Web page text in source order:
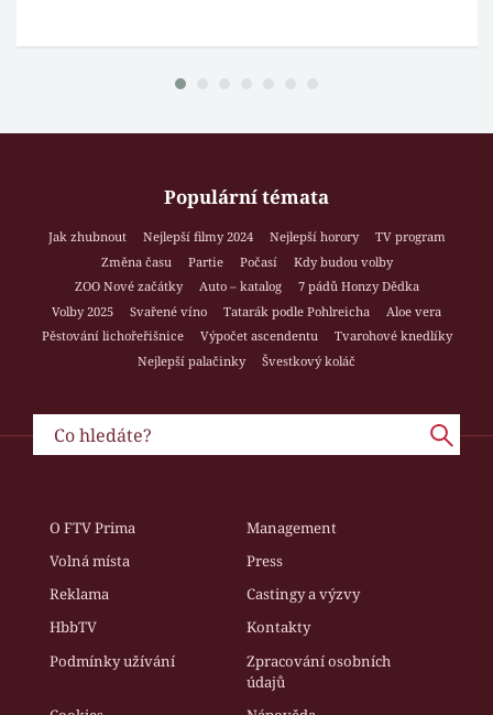
Populární témata
Jak zhubnout Nejlepší filmy 2024 Nejlepší horory
TV program
Změna času
Partie Počasí
Kdy budou volby
ZOO Nové začátky
Auto – katalog
7 pádů Honzy Dědka
Volby 2025
Svařené víno Tatarák podle Pohlreicha
Aloe vera
Pěstování lichořeřišnice
Výpočet ascendentu
Tvarohové knedlíky
Nejlepší palačinky
Švestkový koláč
O FTV Prima
Management
Volná místa
Press
Reklama
Castingy a výzvy
HbbTV
Kontakty
Podmínky užívání
Zpracování osobních
údajů